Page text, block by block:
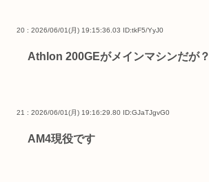
20 : 2026/06/01(月) 19:15:36.03 ID:tkF5/YyJ0
Athlon 200GEがメインマシンだが？
21 : 2026/06/01(月) 19:16:29.80 ID:GJaTJgvG0
AM4現役です